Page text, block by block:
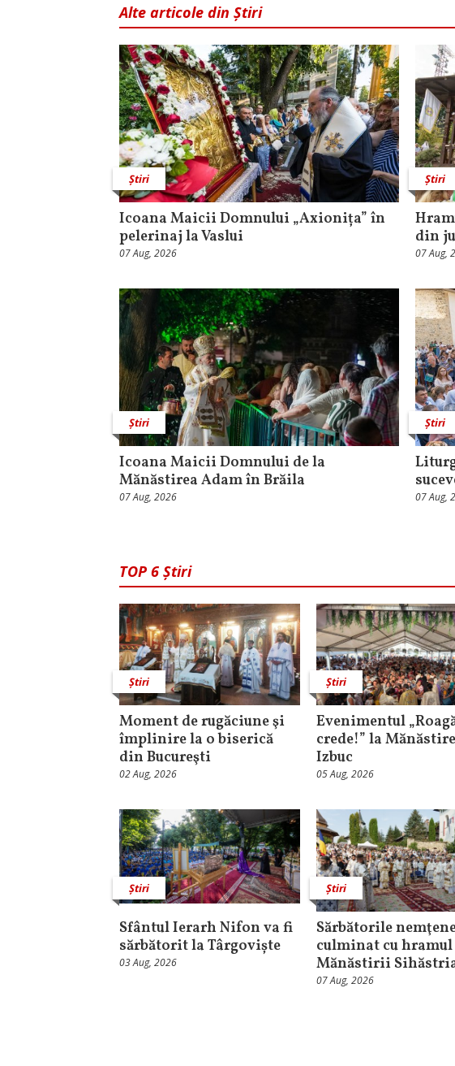
Alte articole din Știri
Știri
Icoana Maicii Domnului „Axionița” în
pelerinaj la Vaslui
07 Aug, 2026
Știri
din
07 Aug,
Știri
Icoana Maicii Domnului de la
Mănăstirea Adam în Brăila
07 Aug, 2026
Știri
07 Aug,
TOP 6 Știri
Știri
Moment de rugăciune şi
împlinire la o biserică
din Bucureşti
02 Aug, 2026
Știri
Evenimentul
crede!” la
Izbuc
05 Aug, 2026
Știri
Sfântul Ierarh Nifon va fi
sărbătorit la Târgoviște
03 Aug, 2026
Știri
Sărbătorile
culminat cu hramul
Mănăstirii
07 Aug, 2026